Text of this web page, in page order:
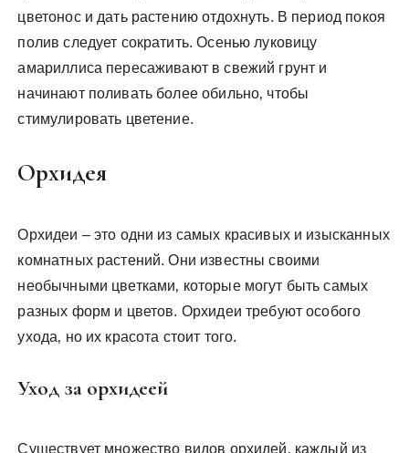
цветонос и дать растению отдохнуть. В период покоя
полив следует сократить. Осенью луковицу
амариллиса пересаживают в свежий грунт и
начинают поливать более обильно‚ чтобы
стимулировать цветение.
Орхидея
Орхидеи – это одни из самых красивых и изысканных
комнатных растений. Они известны своими
необычными цветками‚ которые могут быть самых
разных форм и цветов. Орхидеи требуют особого
ухода‚ но их красота стоит того.
Уход за орхидеей
Существует множество видов орхидей‚ каждый из